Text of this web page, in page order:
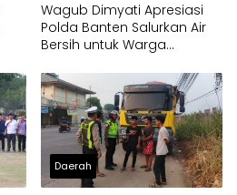
Wagub Dimyati Apresiasi
Polda Banten Salurkan Air
Bersih untuk Warga
Daerah